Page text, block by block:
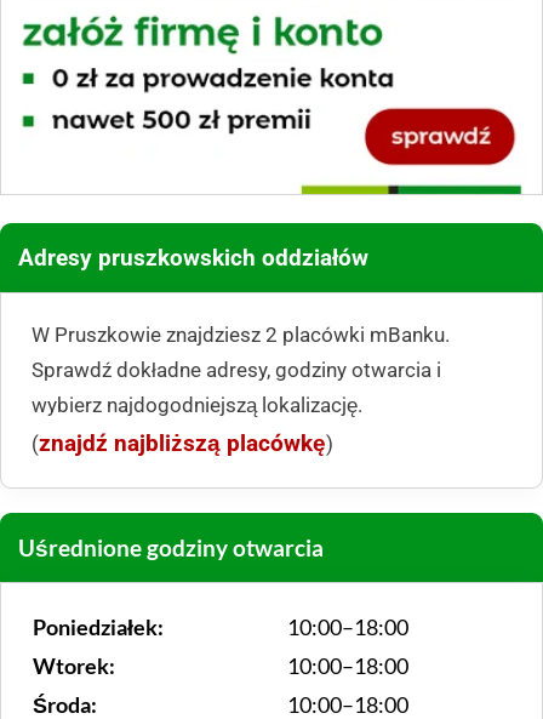
Adresy pruszkowskich oddziałów
W Pruszkowie znajdziesz 2 placówki mBanku.
Sprawdź dokładne adresy, godziny otwarcia i
wybierz najdogodniejszą lokalizację.
(znajdź najbliższą placówkę)
Uśrednione godziny otwarcia
Poniedziałek:
10:00–18:00
Wtorek:
10:00–18:00
Środa:
10:00–18:00